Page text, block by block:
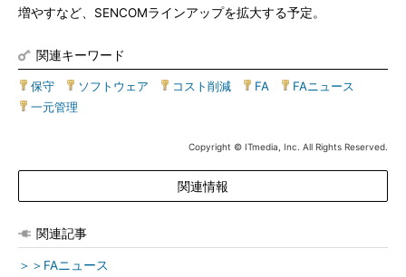
増やすなど、SENCOMラインアップを拡大する予定。
関連キーワード
保守 ソフトウェア コスト削減 FA FAニュース
一元管理
Copyright © ITmedia, Inc. All Rights Reserved.
関連情報
関連記事
＞＞FAニュース